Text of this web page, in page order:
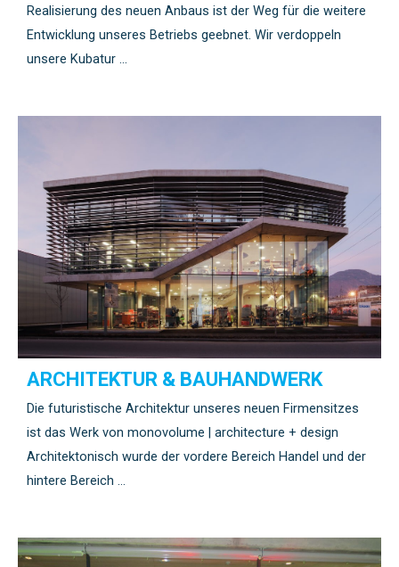
Realisierung des neuen Anbaus ist der Weg für die weitere
Entwicklung unseres Betriebs geebnet. Wir verdoppeln
unsere Kubatur …
ARCHITEKTUR & BAUHANDWERK
Die futuristische Architektur unseres neuen Firmensitzes
ist das Werk von monovolume | architecture + design
Architektonisch wurde der vordere Bereich Handel und der
hintere Bereich …